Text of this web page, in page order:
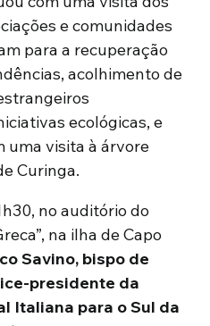
e comunidades
para a recuperação
acolhimento de
ecológicas, e
uma visita à árvore
Curinga.
no auditório do
na ilha de Capo
Savino, bispo de
presidente da
Italiana para o Sul da